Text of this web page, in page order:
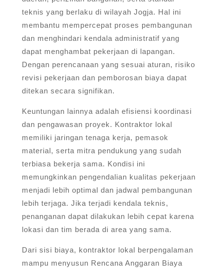
teknis yang berlaku di wilayah Jogja. Hal ini
membantu mempercepat proses pembangunan
dan menghindari kendala administratif yang
dapat menghambat pekerjaan di lapangan.
Dengan perencanaan yang sesuai aturan, risiko
revisi pekerjaan dan pemborosan biaya dapat
ditekan secara signifikan.
Keuntungan lainnya adalah efisiensi koordinasi
dan pengawasan proyek. Kontraktor lokal
memiliki jaringan tenaga kerja, pemasok
material, serta mitra pendukung yang sudah
terbiasa bekerja sama. Kondisi ini
memungkinkan pengendalian kualitas pekerjaan
menjadi lebih optimal dan jadwal pembangunan
lebih terjaga. Jika terjadi kendala teknis,
penanganan dapat dilakukan lebih cepat karena
lokasi dan tim berada di area yang sama.
Dari sisi biaya, kontraktor lokal berpengalaman
mampu menyusun Rencana Anggaran Biaya